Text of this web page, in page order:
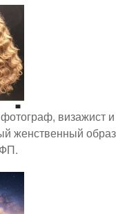
визажист и
женственный образ